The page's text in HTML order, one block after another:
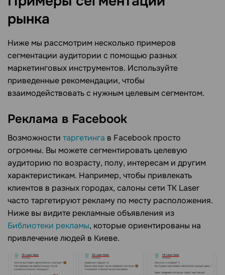
рынка
Ниже мы рассмотрим несколько примеров
сегментации аудитории с помощью разных
маркетинговых инструментов. Используйте
приведенные рекомендации, чтобы
взаимодействовать с нужным целевым сегментом.
Реклама в Facebook
Возможности таргетинга в Facebook просто
огромны. Вы можете сегментировать целевую
аудиторию по возрасту, полу, интересам и другим
характеристикам. Например, чтобы привлекать
клиентов в разных городах, салоны сети TK Laser
часто таргетируют рекламу по месту расположения.
Ниже вы видите рекламные объявления из
Библиотеки рекламы, которые ориентированы на
привлечение людей в Киеве.